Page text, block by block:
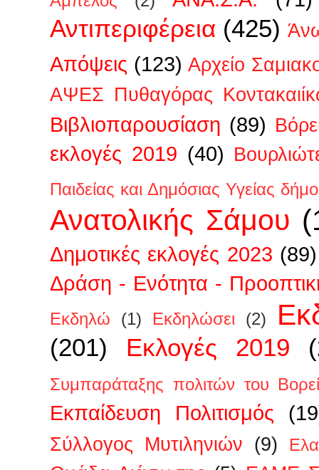
Αντιπεριφέρεια (425)
Απόψεις (123) Αρχείο
ΑΨΕΣ Πυθαγόρας
Βιβλιοπαρουσίαση (89)
εκλογές 2019 (40)
Παιδείας και Δημόσιας Υγείας
Ανατολικής Σάμου
Δημοτικές εκλογές 2023 (89)
Δράση - Ενότητα -
Εκδηλώ (1) Εκδηλώσει (2)
(201) Εκλογές 2019
Συμπαράταξης πολιτών του
Εκπαίδευση Πολιτισμός
Σύλλογος Μυτιληνιών (9)